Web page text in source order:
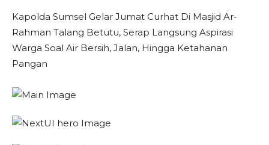
Kapolda Sumsel Gelar Jumat Curhat Di Masjid Ar-
Rahman Talang Betutu, Serap Langsung Aspirasi
Warga Soal Air Bersih, Jalan, Hingga Ketahanan
Pangan